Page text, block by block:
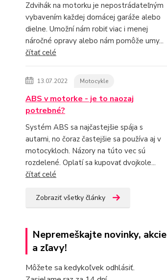
Zdvihák na motorku je nepostrádateľným
vybavením každej domácej garáže alebo
dielne. Umožní nám robiť viac i menej
náročné opravy alebo nám pomôže umy...
čítať celé
13.07.2022 Motocykle
ABS v motorke - je to naozaj
potrebné?
Systém ABS sa najčastejšie spája s
autami, no čoraz častejšie sa používa aj v
motocykloch. Názory na túto vec sú
rozdelené. Oplatí sa kupovať dvojkole...
čítať celé
Zobraziť všetky články
Nepremeškajte novinky, akcie
a zľavy!
Môžete sa kedykoľvek odhlásiť.